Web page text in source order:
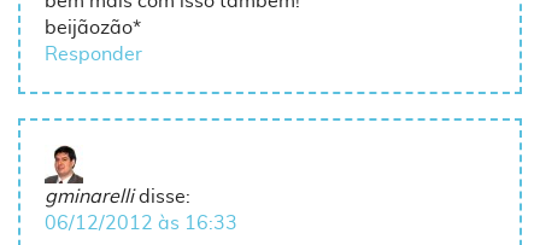
beijãozão*
Responder
gminarelli disse:
06/12/2012 às 16:33